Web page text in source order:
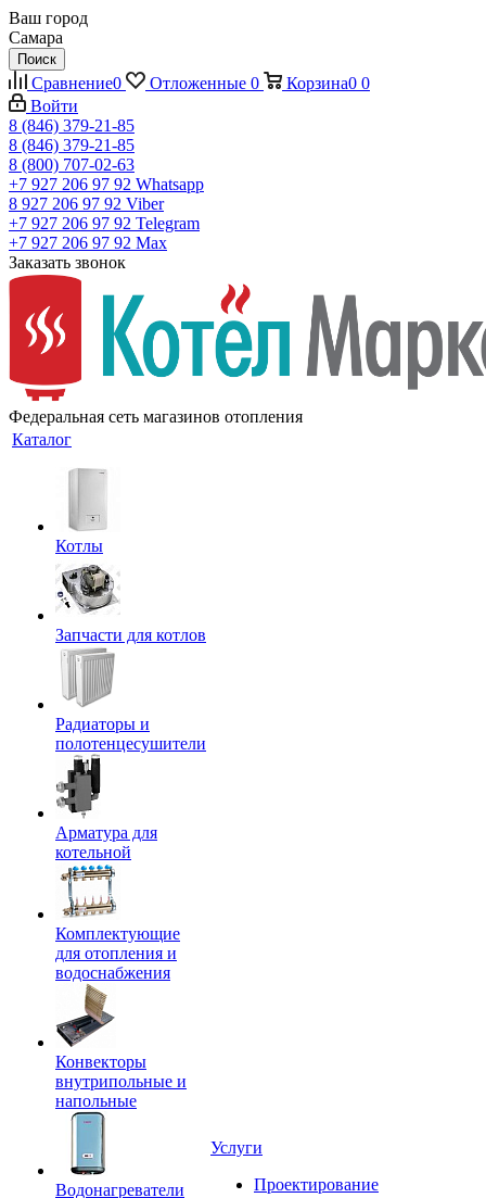
Ваш город
Самара
Поиск
Сравнение0 Отложенные 0 Корзина0 0
Войти
8 (846) 379-21-85
8 (846) 379-21-85
8 (800) 707-02-63
+7 927 206 97 92 Whatsapp
8 927 206 97 92 Viber
+7 927 206 97 92 Telegram
+7 927 206 97 92 Max
Заказать звонок
Федеральная сеть магазинов отопления
Каталог
Котлы
Запчасти для котлов
Радиаторы и
полотенцесушители
Арматура для
котельной
Комплектующие
для отопления и
водоснабжения
Конвекторы
внутрипольные и
напольные
Водонагреватели
Услуги
Проектирование